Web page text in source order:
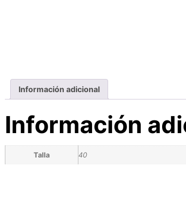
Información adicional
Información
Talla 40